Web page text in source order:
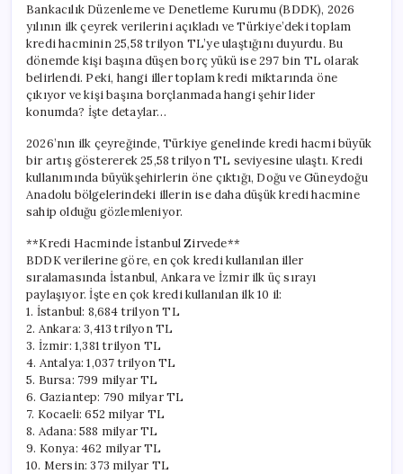
Ankara
Kişi
Başına
Borçta
İstanbul’u
Geride
Bıraktı
Bankacılık Düzenleme ve Denetleme Kurumu (BDDK), 2026
yılının ilk çeyrek verilerini açıkladı ve Türkiye’deki toplam
kredi hacminin 25,58 trilyon TL’ye ulaştığını duyurdu. Bu
dönemde kişi başına düşen borç yükü ise 297 bin TL olarak
belirlendi. Peki, hangi iller toplam kredi miktarında öne
çıkıyor ve kişi başına borçlanmada hangi şehir lider
konumda? İşte detaylar…
2026’nın ilk çeyreğinde, Türkiye genelinde kredi hacmi büyük
bir artış göstererek 25,58 trilyon TL seviyesine ulaştı. Kredi
kullanımında büyükşehirlerin öne çıktığı, Doğu ve Güneydoğu
Anadolu bölgelerindeki illerin ise daha düşük kredi hacmine
sahip olduğu gözlemleniyor.
**Kredi Hacminde İstanbul Zirvede**
BDDK verilerine göre, en çok kredi kullanılan iller
sıralamasında İstanbul, Ankara ve İzmir ilk üç sırayı
paylaşıyor. İşte en çok kredi kullanılan ilk 10 il:
1. İstanbul: 8,684 trilyon TL
2. Ankara: 3,413 trilyon TL
3. İzmir: 1,381 trilyon TL
4. Antalya: 1,037 trilyon TL
5. Bursa: 799 milyar TL
6. Gaziantep: 790 milyar TL
7. Kocaeli: 652 milyar TL
8. Adana: 588 milyar TL
9. Konya: 462 milyar TL
10. Mersin: 373 milyar TL